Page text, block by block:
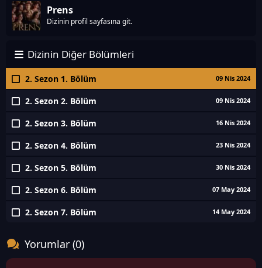
Prens
Dizinin profil sayfasına git.
Dizinin Diğer Bölümleri
2. Sezon 1. Bölüm 09 Nis 2024
2. Sezon 2. Bölüm 09 Nis 2024
2. Sezon 3. Bölüm 16 Nis 2024
2. Sezon 4. Bölüm 23 Nis 2024
2. Sezon 5. Bölüm 30 Nis 2024
2. Sezon 6. Bölüm 07 May 2024
2. Sezon 7. Bölüm 14 May 2024
Yorumlar (0)